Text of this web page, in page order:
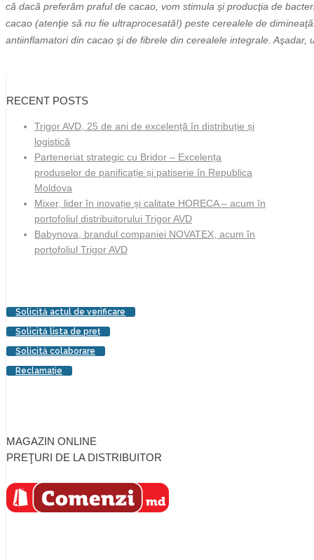
că dacă preferăm praful de cacao, vom stimula şi producţia de
cacao (atenţie să nu fie ultraprocesată!) peste cerealele de
antiinflamatori din cacao şi de fibrele din cerealele integrale.
RECENT POSTS
Trigor AVD, 25 de ani de excelență în distribuție și
logistică
Parteneriat strategic cu Bridor – Excelența
produselor de panificație și patiserie în Republica
Moldova
Mixer, lider în inovație și calitate HORECA – acum în
portofoliul distribuitorului Trigor AVD
Babynova, brandul companiei NOVATEX, acum în
portofoliul Trigor AVD
Solicită actul de verificare
Solicită lista de preţ
Solicită colaborare
Reclamaţie
MAGAZIN ONLINE
PREŢURI DE LA DISTRIBUITOR